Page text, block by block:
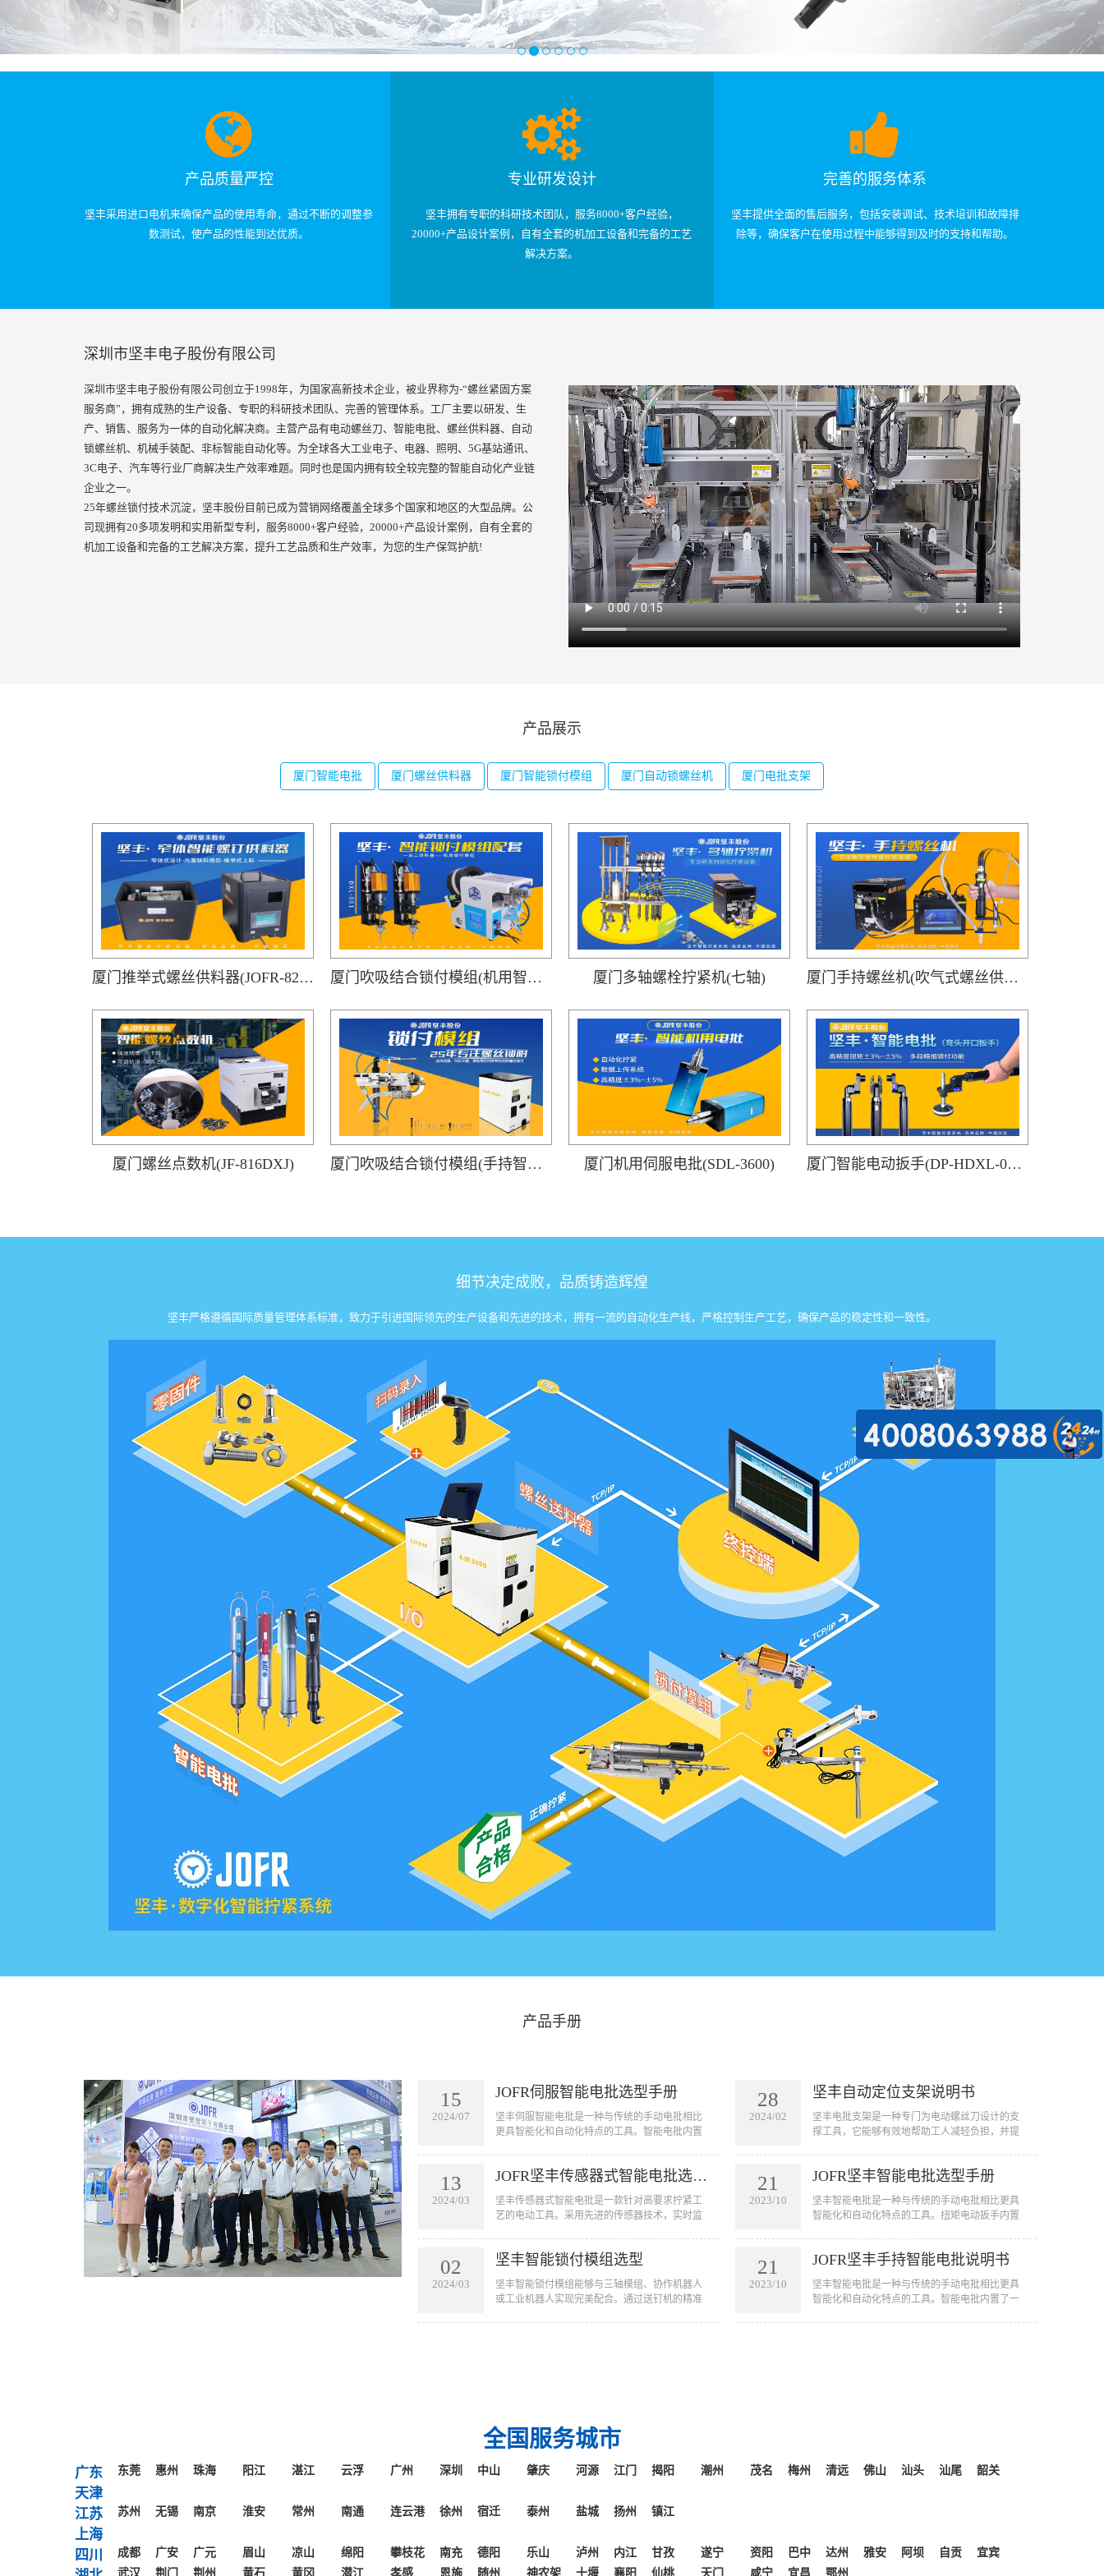
产品质量严控
坚丰采用进口电机来确保产品的使用寿命，通过不断的调整参
数测试，使产品的性能到达优质。
专业研发设计
坚丰拥有专职的科研技术团队，服务8000+客户经验，
20000+产品设计案例，自有全套的机加工设备和完备的工艺
解决方案。
完善的服务体系
坚丰提供全面的售后服务，包括安装调试、技术培训和故障排
除等，确保客户在使用过程中能够得到及时的支持和帮助。
深圳市坚丰电子股份有限公司
深圳市坚丰电子股份有限公司创立于1998年，为国家高新技术企业，被业界称为-“螺丝紧固方案
服务商”，拥有成熟的生产设备、专职的科研技术团队、完善的管理体系。工厂主要以研发、生
产、销售、服务为一体的自动化解决商。主营产品有电动螺丝刀、智能电批、螺丝供料器、自动
锁螺丝机、机械手装配、非标智能自动化等。为全球各大工业电子、电器、照明、5G基站通讯、
3C电子、汽车等行业厂商解决生产效率难题。同时也是国内拥有较全较完整的智能自动化产业链
企业之一。
25年螺丝锁付技术沉淀，坚丰股份目前已成为营销网络覆盖全球多个国家和地区的大型品牌。公
司现拥有20多项发明和实用新型专利，服务8000+客户经验，20000+产品设计案例，自有全套的
机加工设备和完备的工艺解决方案，提升工艺品质和生产效率，为您的生产保驾护航!
产品展示
厦门智能电批 厦门螺丝供料器 厦门智能锁付模组 厦门自动锁螺丝机 厦门电批支架
厦门推举式螺丝供料器(JOFR-828MS) 厦门吹吸结合锁付模组(机用智能电批DP-DXL-001搭载吹气式螺丝供料器DWS-102) 厦门多轴螺栓拧紧机(七轴) 厦门手持螺丝机(吹气式螺丝供料器JOFR-816MC搭载手持智能电批DP-HXL-003)
厦门螺丝点数机(JF-816DXJ) 厦门吹吸结合锁付模组(手持智能电批DP-HDXL-008-W搭载阶梯式自动送钉机) 厦门机用伺服电批(SDL-3600) 厦门智能电动扳手(DP-HDXL-008-K)
细节决定成败，品质铸造辉煌
坚丰严格遵循国际质量管理体系标准，致力于引进国际领先的生产设备和先进的技术，拥有一流的自动化生产线，严格控制生产工艺，确保产品的稳定性和一致性。
产品手册
15
2024/07
JOFR伺服智能电批选型手册
坚丰伺服智能电批是一种与传统的手动电批相比
更具智能化和自动化特点的工具。智能电批内置
家电等行业的装配线上，用于拧紧各种大小型号
率，节省人力成本，还可以减少由于人为因素引
起的误操作和质量问题。
13
2024/03
JOFR坚丰传感器式智能电批选型手册
坚丰传感器式智能电批是一款针对高要求拧紧工
艺的电动工具。采用先进的传感器技术，实时监
锁付来确保产品的质量。广泛应用于新能源、光
02
2024/03
坚丰智能锁付模组选型
坚丰智能锁付模组能够与三轴模组、协作机器人
或工业机器人实现完美配合。通过送钉机的精准
28
2024/02
坚丰自动定位支架说明书
坚丰电批支架是一种专门为电动螺丝刀设计的支
撑工具，它能够有效地帮助工人减轻负担，并提
手握工具的疲劳和不便。
21
2023/10
JOFR坚丰智能电批选型手册
坚丰智能电批是一种与传统的手动电批相比更具
智能化和自动化特点的工具。扭矩电动扳手内置
家电等行业的装配线上，用于拧紧各种大小型号
效率，节省人力成本，还可以减少由于人为因素
引起的误操作和质量问题。
21
2023/10
JOFR坚丰手持智能电批说明书
坚丰智能电批是一种与传统的手动电批相比更具
智能化和自动化特点的工具。智能电批内置了一
全国服务城市
广东 东莞 惠州 珠海 阳江 湛江 云浮 广州 深圳 中山 肇庆 河源 江门 揭阳 潮州 茂名 梅州 清远 佛山 汕头 汕尾 韶关
天津
江苏
苏州 无锡 南京 淮安 常州 南通 连云港 徐州 宿迁 泰州 盐城 扬州 镇江
上海
四川
成都 广安 广元 眉山 凉山 绵阳 攀枝花 南充 德阳 乐山 泸州 内江 甘孜 遂宁 资阳 巴中 达州 雅安 阿坝 自贡 宜宾
武汉 荆门 荆州 黄石 黄冈 潜江 孝感 恩施 随州 神农架 十堰 襄阳 仙桃 天门 咸宁 宜昌 鄂州